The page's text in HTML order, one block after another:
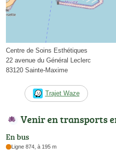
Centre de Soins Esthétiques
22 avenue du Général Leclerc
83120 Sainte-Maxime
Trajet Waze
Venir en transports
En bus
Ligne 874, à 195 m